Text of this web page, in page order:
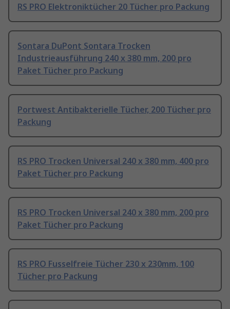
RS PRO Elektroniktücher 20 Tücher pro Packung
Sontara DuPont Sontara Trocken
Industrieausführung 240 x 380 mm, 200 pro
Paket Tücher pro Packung
Portwest Antibakterielle Tücher, 200 Tücher pro
Packung
RS PRO Trocken Universal 240 x 380 mm, 400 pro
Paket Tücher pro Packung
RS PRO Trocken Universal 240 x 380 mm, 200 pro
Paket Tücher pro Packung
RS PRO Fusselfreie Tücher 230 x 230mm, 100
Tücher pro Packung